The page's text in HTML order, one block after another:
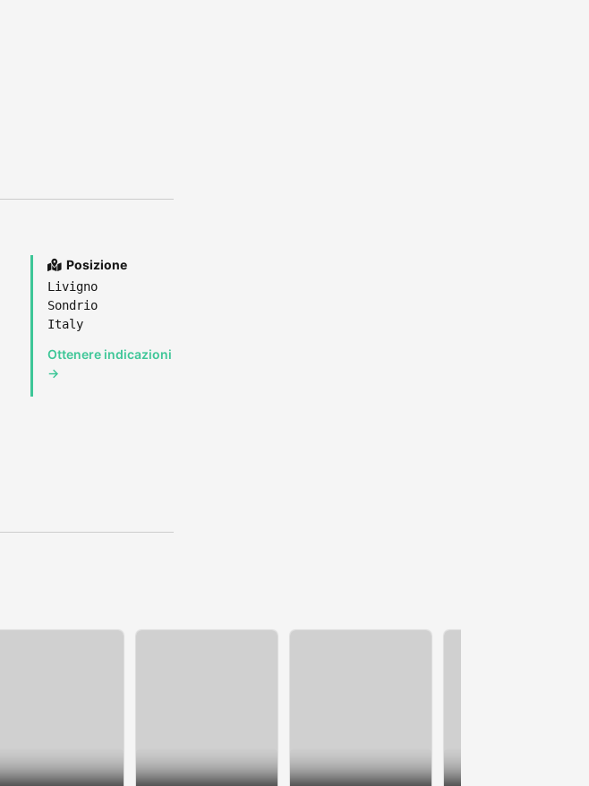
Posizione
Livigno
Sondrio
Italy
Ottenere indicazioni
→